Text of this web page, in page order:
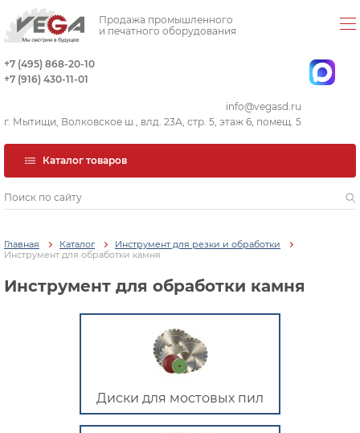
Продажа промышленного
и печатного оборудования
+7 (495) 868-20-10
+7 (916) 430-11-01
info@vegasd.ru
г. Мытищи, Волковское ш., влд. 23А, стр. 5, этаж 6, помещ. 5
Каталог товаров
Главная Каталог
Инструмент для резки и обработки
Инструмент для обработки камня
Инструмент для обработки камня
Диски для мостовых пил